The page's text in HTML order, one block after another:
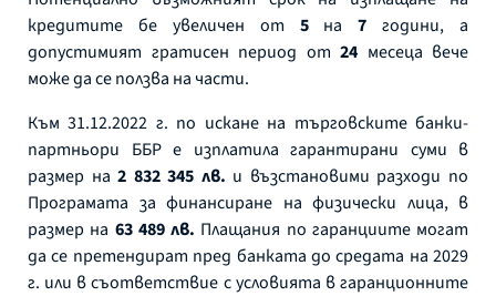
кредитите бе увеличен от 5на7 години, а
допустимият гратисен период от 24 месеца вече
може да се ползва на части.
Към 31.12.2022 г. по искане на търговските банки-
партньори ББР е изплатила гарантирани суми в
размер на 2 832 345 лв. и възстановими разходи по
Програмата за финансиране на физически лица, в
размер на 63 489 лв. Плащания по гаранциите могат
да се претендират пред банката до средата на 2029
г. или в съответствие с условията в гаранционните